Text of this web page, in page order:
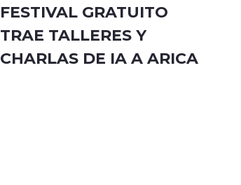
FESTIVAL GRATUITO
TRAE TALLERES Y
CHARLAS DE IA A ARICA